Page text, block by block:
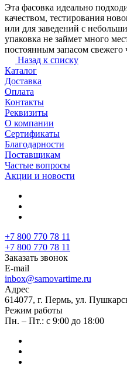
Эта фасовка идеально
качеством, тестирования
или для заведений с
упаковка не займет много
постоянным запасом свежего
Назад к списку
Каталог
Доставка
Оплата
Контакты
Реквизиты
О компании
Сертификаты
Благодарности
Поставщикам
Частые вопросы
Акции и новости
+7 800 770 78 11
+7 800 770 78 11
Заказать звонок
E-mail
inbox@samovartime.ru
Адрес
614077, г. Пермь, ул.
Режим работы
Пн. – Пт.: с 9:00 до 18:00